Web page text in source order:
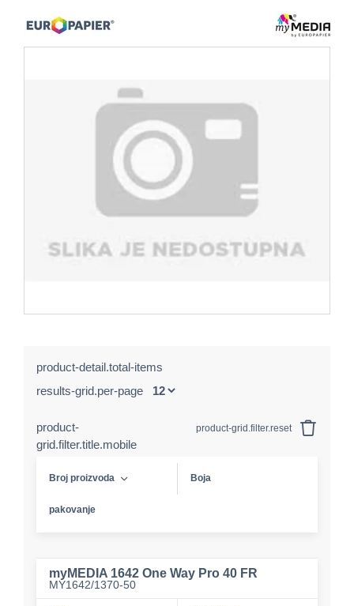
product-detail.total-items
results-grid.per-page
product-
grid.filter.title.mobile
product-grid.filter.reset
Broj proizvoda Boja
pakovanje
myMEDIA 1642 One Way Pro 40 FR
MY1642/1370-50